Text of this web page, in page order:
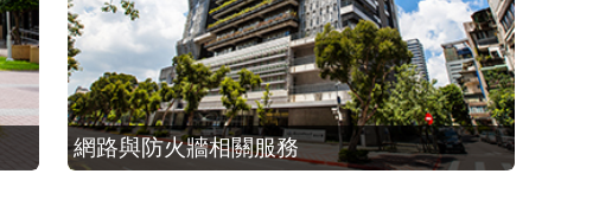
網路與防火牆相關服務